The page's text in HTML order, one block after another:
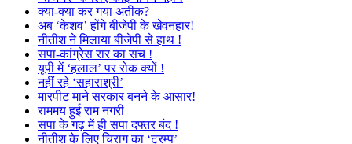
क्या-क्या कर गया अतीक?
अब ‘केशव’ होंगे बीजेपी के खेवनहार!
नीतीश ने मिलाया बीजेपी से हाथ !
सपा-कांग्रेस रार का सच !
यूपी में ‘हलाल’ पर रोक क्यों !
नहीं रहे ‘सहाराश्री’
मारपीट माने सरकार बनने के आसार!
राममय हुई राम नगरी
सपा के गढ़ में ही सपा दफ्तर बंद !
नीतीश के लिए चिराग का ‘ट्रम्प’